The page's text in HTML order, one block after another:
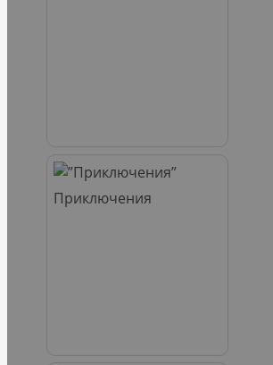
Приключения